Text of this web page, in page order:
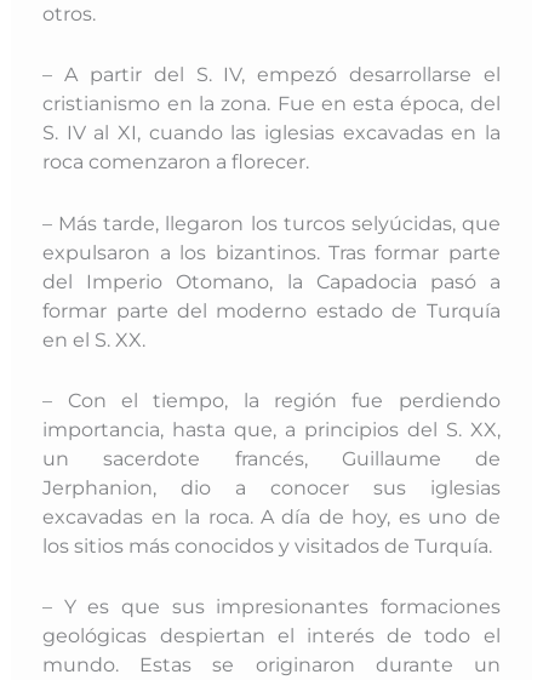
otros.
– A partir del S. IV, empezó desarrollarse el
cristianismo en la zona. Fue en esta época, del
S. IV al XI, cuando las iglesias excavadas en la
roca comenzaron a florecer.
– Más tarde, llegaron los turcos selyúcidas, que
expulsaron a los bizantinos. Tras formar parte
del Imperio Otomano, la Capadocia pasó a
formar parte del moderno estado de Turquía
en el S. XX.
– Con el tiempo, la región fue perdiendo
importancia, hasta que, a principios del S. XX,
un sacerdote francés, Guillaume de
Jerphanion, dio a conocer sus iglesias
excavadas en la roca. A día de hoy, es uno de
los sitios más conocidos y visitados de Turquía.
– Y es que sus impresionantes formaciones
geológicas despiertan el interés de todo el
mundo. Estas se originaron durante un